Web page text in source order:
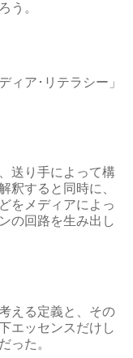
う。
ィア･リテラシー」
送り手によって構
釈すると同時に、
をメディアによっ
の回路を生み出し
える定義と、その
エッセンスだけし
った。